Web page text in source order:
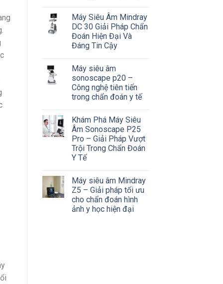
Máy Siêu Âm Mindray
DC 30 Giải Pháp Chẩn
Đoán Hiện Đại Và
Đáng Tin Cậy
Máy siêu âm
sonoscape p20 –
Công nghệ tiên tiến
trong chẩn đoán y tế
Khám Phá Máy Siêu
Âm Sonoscape P25
Pro – Giải Pháp Vượt
Trội Trong Chẩn Đoán
Y Tế
Máy siêu âm Mindray
Z5 – Giải pháp tối ưu
cho chẩn đoán hình
ảnh y học hiện đại